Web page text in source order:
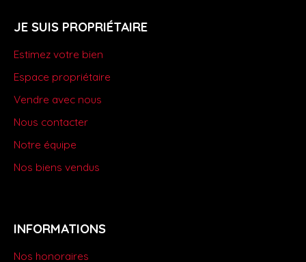
JE SUIS PROPRIÉTAIRE
Estimez votre bien
Espace propriétaire
Vendre avec nous
Nous contacter
Notre équipe
Nos biens vendus
INFORMATIONS
Nos honoraires